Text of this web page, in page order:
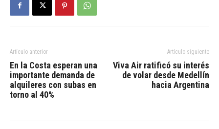
Artículo anterior
En la Costa esperan una
importante demanda de
alquileres con subas en
torno al 40%
Artículo siguiente
Viva Air ratificó su interés
de volar desde Medellín
hacia Argentina